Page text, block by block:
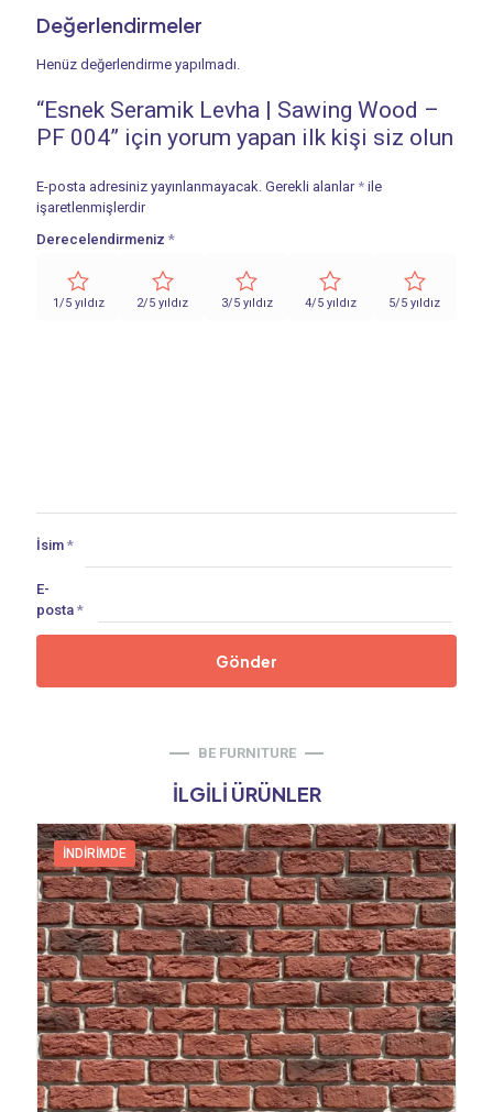
Değerlendirmeler
Henüz değerlendirme yapılmadı.
“Esnek Seramik Levha | Sawing Wood –
PF 004” için yorum yapan ilk kişi siz olun
E-posta adresiniz yayınlanmayacak. Gerekli alanlar * ile
işaretlenmişlerdir
Derecelendirmeniz *
1/5 yıldız 2/5 yıldız 3/5 yıldız 4/5 yıldız 5/5 yıldız
İsim *
E-
posta *
BE FURNITURE
İLGILI ÜRÜNLER
İNDIRIMDE